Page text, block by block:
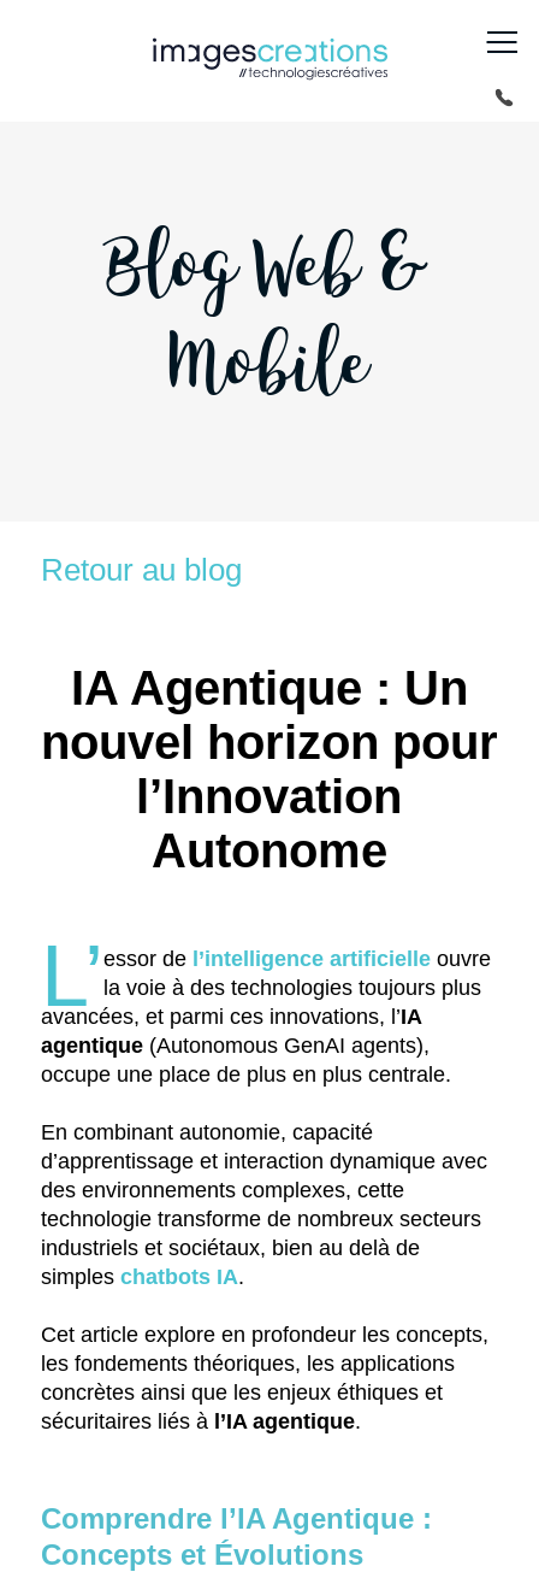
Blog Web &
Mobile
Retour au blog
IA Agentique : Un
nouvel horizon pour
l’Innovation
Autonome
L’ essor de l’intelligence artificielleouvre
la voie à des technologies toujours plus
avancées, et parmi ces innovations, l’IA
agentique(Autonomous GenAI agents),
occupe une place de plus en plus centrale.
En combinant autonomie, capacité
d’apprentissage et interaction dynamique avec
des environnements complexes, cette
technologie transforme de nombreux secteurs
industriels et sociétaux, bien au delà de
simples chatbots IA.
Cet article explore en profondeur les concepts,
les fondements théoriques, les applications
concrètes ainsi que les enjeux éthiques et
sécuritaires liés à l’IA agentique.
Comprendre l’IA Agentique :
Concepts et Évolutions